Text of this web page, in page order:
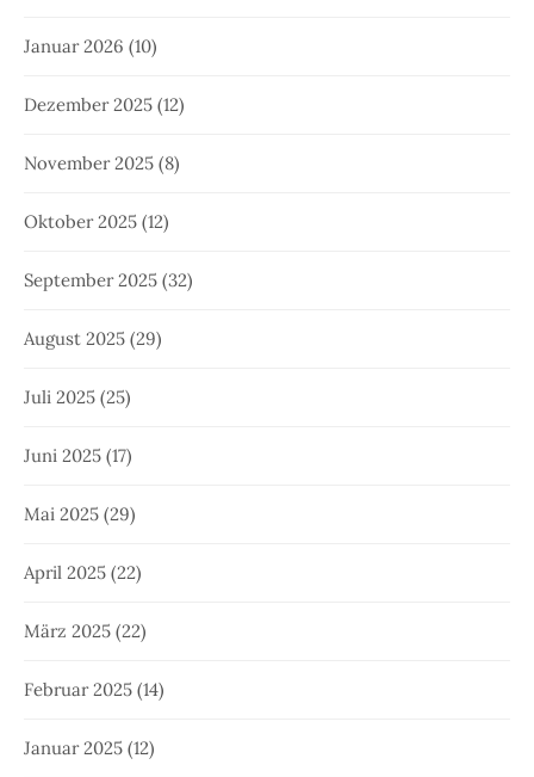
Januar 2026 (10)
Dezember 2025 (12)
November 2025 (8)
Oktober 2025 (12)
September 2025 (32)
August 2025 (29)
Juli 2025 (25)
Juni 2025 (17)
Mai 2025 (29)
April 2025 (22)
März 2025 (22)
Februar 2025 (14)
Januar 2025 (12)